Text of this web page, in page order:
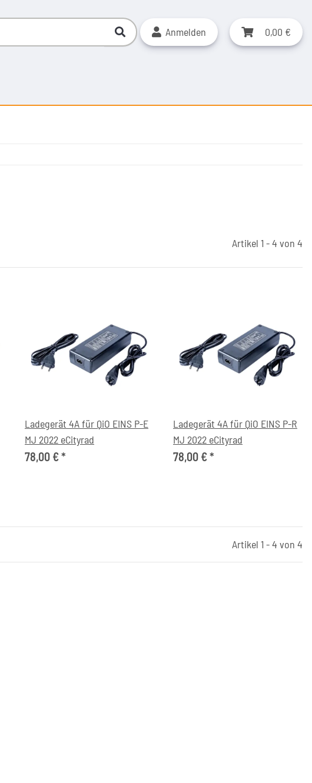
Anmelden 0,00 €
Artikel 1 - 4 von 4
Ladegerät 4A für QiO EINS P-E
MJ 2022 eCityrad
78,00 €*
Ladegerät 4A für QiO EINS P-R
MJ 2022 eCityrad
78,00 €*
Artikel 1 - 4 von 4